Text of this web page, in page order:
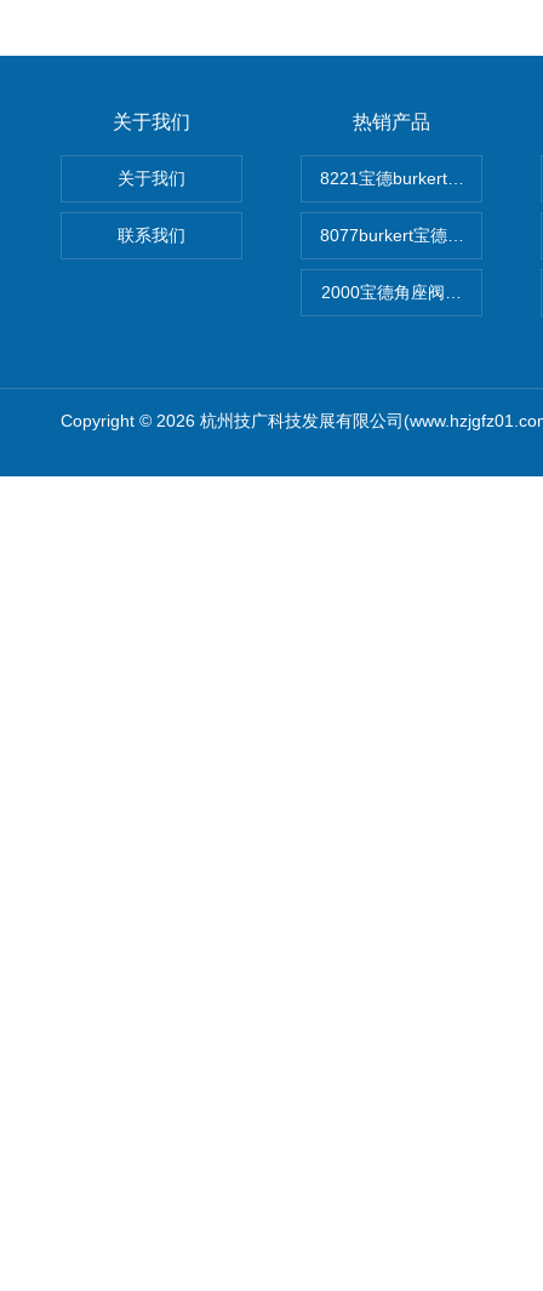
关于我们
关于我们
联系我们
热销产品
8221宝德burkert电导率探头
8077burkert宝德椭圆齿轮脉
2000宝德角座阀德国宝帝
Copyright © 2026 杭州技广科技发展有限公司